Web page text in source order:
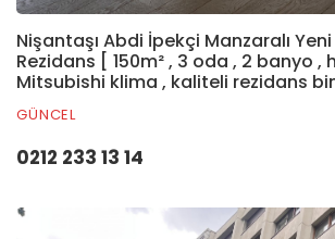
Nişantaşı Abdi İpekçi Manzaralı Yeni
Rezidans [ 150m² , 3 oda , 2 banyo ,
Mitsubishi klima , kaliteli rezidans
GÜNCEL
0212 233 13 14